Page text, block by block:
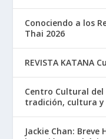
Conociendo a los
Thai 2026
REVISTA KATANA
Centro Cultural del
tradición, cultura y
Jackie Chan: